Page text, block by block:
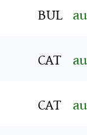
BUL
CAT
CAT